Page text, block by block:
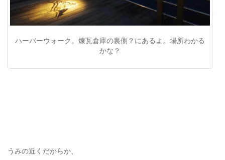
ハーバーウォーク。煉瓦倉庫の裏側？にあるよ。場所わかる
かな？
うみの近くだからか、